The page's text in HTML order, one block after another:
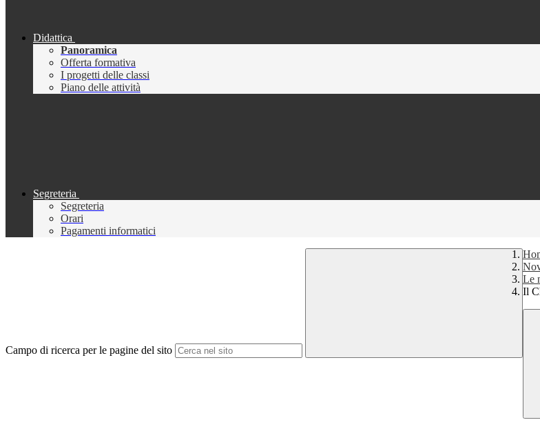
Didattica
Panoramica
Offerta formativa
I progetti delle classi
Piano delle attività
Segreteria
Segreteria
Orari
Pagamenti informatici
Campo di ricerca per le pagine del sito
Le
Il